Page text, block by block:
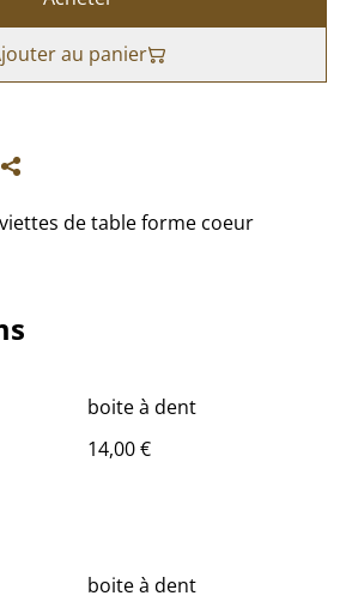
au panier
de table forme coeur
boite à dent
14,00 €
boite à dent